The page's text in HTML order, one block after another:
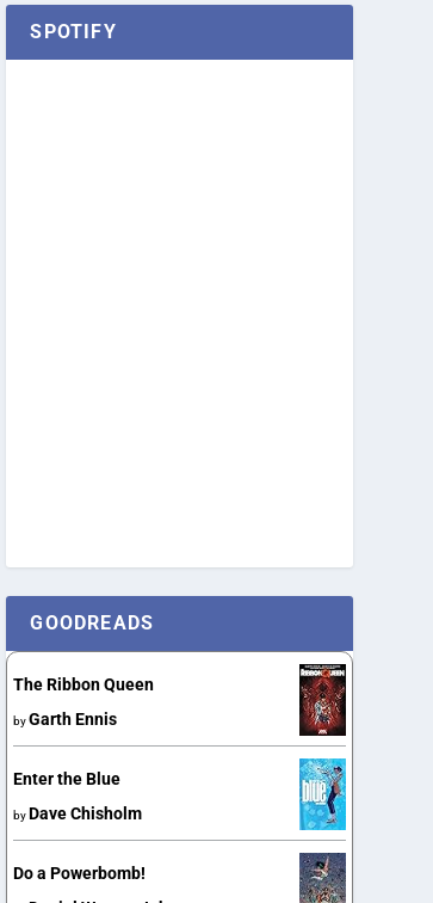
SPOTIFY
GOODREADS
The Ribbon Queen
byGarth Ennis
Enter the Blue
by Dave Chisholm
Do a Powerbomb!